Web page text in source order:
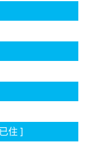
住 ]